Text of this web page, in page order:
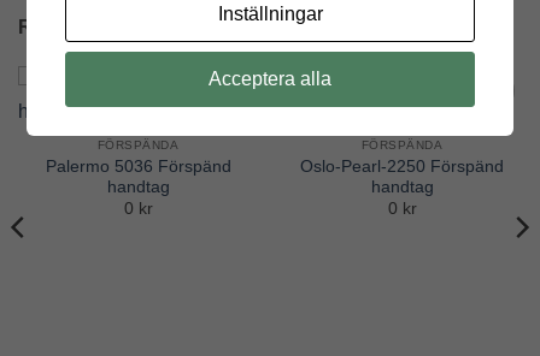
RELATERADE PRODUKTER
FÖRSPÄNDA
Palermo 5036 Förspänd
handtag
0 kr
FÖRSPÄNDA
Oslo-Pearl-2250 Förspänd
handtag
0 kr
Inställningar
Acceptera alla